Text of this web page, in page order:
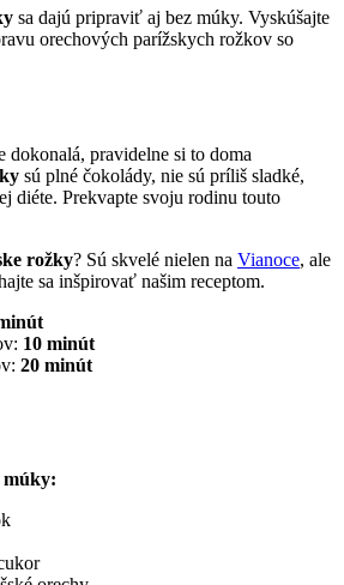
sa dajú pripraviť aj bez múky. Vyskúšajte
orechových parížskych rožkov so
pravidelne si to doma
sú plné čokolády, nie sú príliš sladké,
diéte. Prekvapte svoju rodinu touto
rožky? Sú skvelé nielen na Vianoce, ale
sa inšpirovať našim receptom.
10 minút
20 minút
múky: